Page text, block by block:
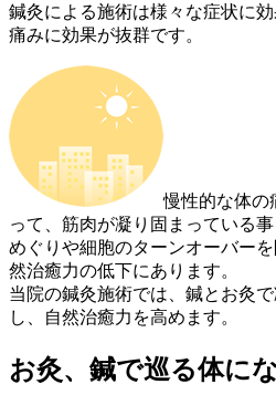
鍼灸による施術は様々な症状に
痛みに効果が抜群です。
慢性的な体の
って、筋肉が凝り固まっている
めぐりや細胞のターンオーバー
然治癒力の低下にあります。
当院の鍼灸施術では、鍼とお灸
し、自然治癒力を高めます。
お灸、鍼で巡る体に